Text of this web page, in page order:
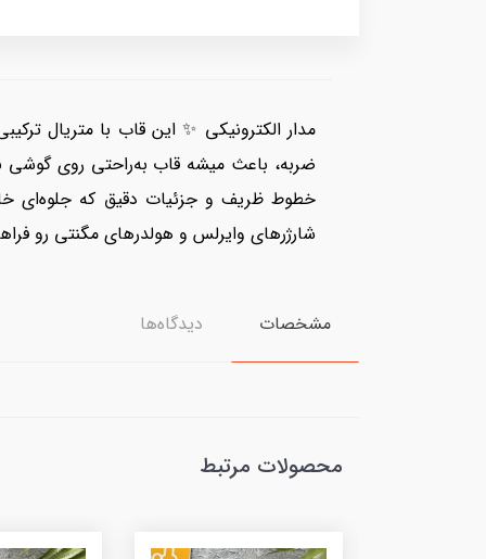
شارژرهای وایرلس و هولدرهای مگنتی رو
مشخصات دیدگاه‌ها
محصولات مرتبط